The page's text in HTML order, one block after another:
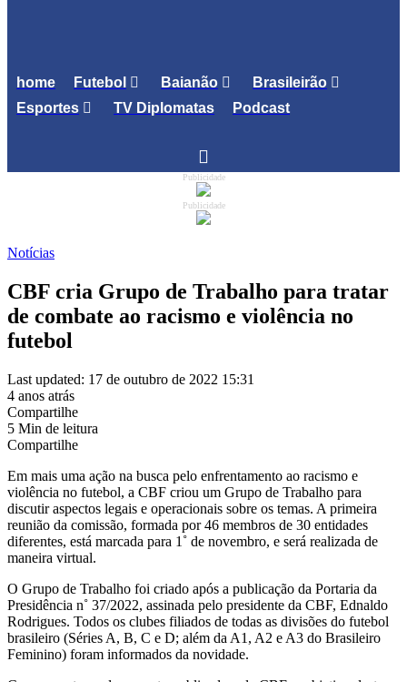
home Futebol Baianão
Brasileirão
Esportes
TV Diplomatas Podcast
Publicidade
Publicidade
Notícias
CBF cria Grupo de Trabalho para tratar
de combate ao racismo e violência no
futebol
Last updated: 17 de outubro de 2022 15:31
4 anos atrás
Compartilhe
5 Min de leitura
Compartilhe
Em mais uma ação na busca pelo enfrentamento ao racismo e
violência no futebol, a CBF criou um Grupo de Trabalho para
discutir aspectos legais e operacionais sobre os temas. A primeira
reunião da comissão, formada por 46 membros de 30 entidades
diferentes, está marcada para 1˚ de novembro, e será realizada de
maneira virtual.
O Grupo de Trabalho foi criado após a publicação da Portaria da
Presidência n˚ 37/2022, assinada pelo presidente da CBF, Ednaldo
Rodrigues. Todos os clubes filiados de todas as divisões do futebol
brasileiro (Séries A, B, C e D; além da A1, A2 e A3 do Brasileiro
Feminino) foram informados da novidade.